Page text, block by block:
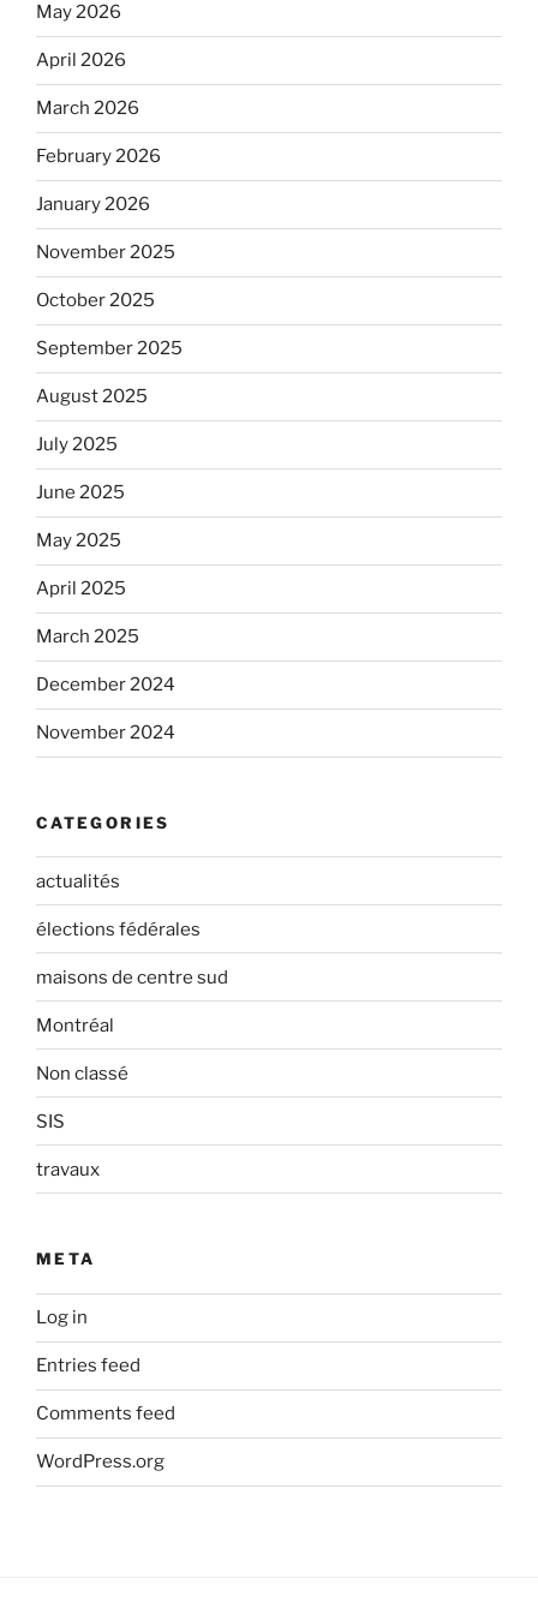
May 2026
April 2026
March 2026
February 2026
January 2026
November 2025
October 2025
September 2025
August 2025
July 2025
June 2025
May 2025
April 2025
March 2025
December 2024
November 2024
CATEGORIES
actualités
élections fédérales
maisons de centre sud
Montréal
Non classé
SIS
travaux
META
Log in
Entries feed
Comments feed
WordPress.org